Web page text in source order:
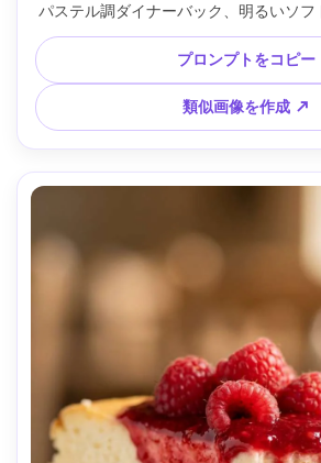
パステル調ダイナーバック、明るいソフ
ング、Nikon Z6 II、50mmレンズ、f/2.8
イト、遊び心あるカラー、広告向
プロンプトをコピー
類似画像を作成 ↗